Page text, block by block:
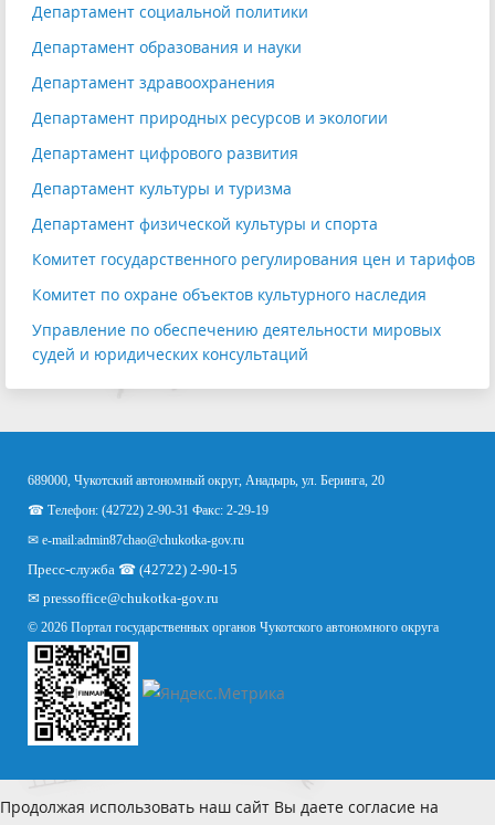
Департамент социальной политики
Департамент образования и науки
Департамент здравоохранения
Департамент природных ресурсов и экологии
Департамент цифрового развития
Департамент культуры и туризма
Департамент физической культуры и спорта
Комитет государственного регулирования цен и тарифов
Комитет по охране объектов культурного наследия
Управление по обеспечению деятельности мировых
судей и юридических консультаций
689000, Чукотский автономный округ, Анадырь, ул. Беринга, 20
☎ Телефон: (42722) 2-90-31 Факс: 2-29-19
✉ e-mail:admin87chao@chukotka-gov.ru
Пресс-служба ☎ (42722) 2-90-15
✉ pressoffice@chukotka-gov.ru
© 2026 Портал государственных органов Чукотского автономного округа
Продолжая использовать наш сайт Вы даете согласие на